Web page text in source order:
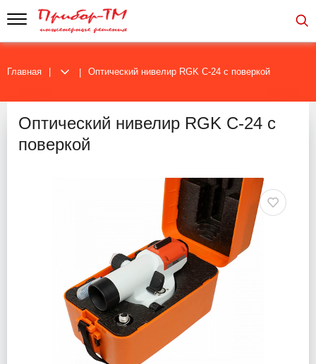
Главная Оптический нивелир RGK C-24 с поверкой
Оптический нивелир RGK C-24 с
поверкой